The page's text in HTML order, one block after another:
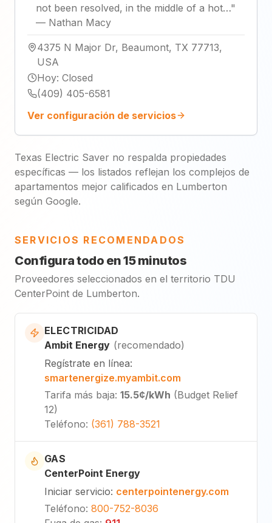
not been resolved, in the middle of a hot…"
— Nathan Macy
4375 N Major Dr, Beaumont, TX 77713,
USA
Hoy: Closed
(409) 405-6581
Ver configuración de servicios
Texas Electric Saver no respalda propiedades
específicas — los listados reflejan los complejos de
apartamentos mejor calificados en Lumberton
según Google.
SERVICIOS RECOMENDADOS
Configura todo en 15 minutos
Proveedores seleccionados en el territorio TDU
CenterPoint de Lumberton.
ELECTRICIDAD
Ambit Energy (recomendado)
Regístrate en línea:
smartenergize.myambit.com
Tarifa más baja: 15.5¢/kWh (Budget Relief
12)
Teléfono: (361) 788-3521
GAS
CenterPoint Energy
Iniciar servicio: centerpointenergy.com
Teléfono: 800-752-8036